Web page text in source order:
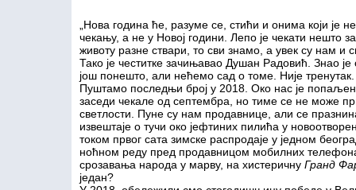
„Нова година ће, разуме се, стићи и онима који је
чекању, а не у Новој години. Лепо је чекати нешто
животу разне ствари, то сви знамо, а увек су нам и
Тако је честитке зачињавао Душан Радовић. Знао
још понешто, али нећемо сад о томе. Није тренутак.
Пуштамо последњи број у 2018. Око нас је
заседи чекале од септембра, но тиме се не може
светлости. Пуне су нам продавнице, али се
извештаје о тучи око јефтиних пилића у
током првог сата зимске распродаје у једном
ноћном реду пред продавницом мобилних
срозавања народа у марву, на хистеричну Гранд
један?